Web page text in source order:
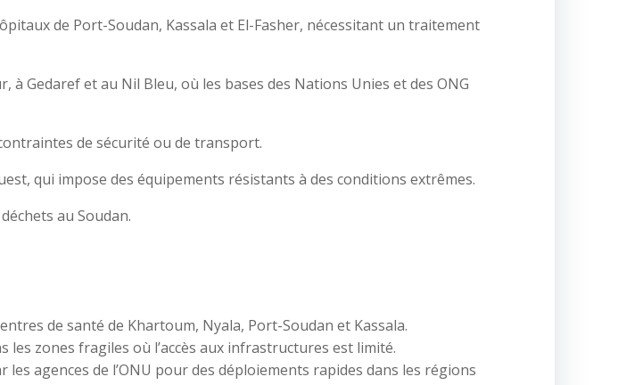
de Port-Soudan, Kassala et El-Fasher, nécessitant un traitement
à Gedaref et au Nil Bleu, où les bases des Nations Unies et des ONG
de sécurité ou de transport.
qui impose des équipements résistants à des conditions extrêmes.
au Soudan.
de santé de Khartoum, Nyala, Port-Soudan et Kassala.
les zones fragiles où l’accès aux infrastructures est limité.
les agences de l’ONU pour des déploiements rapides dans les régions